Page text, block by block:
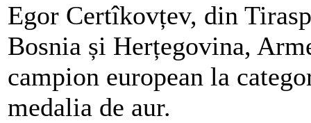
Egor Certîkovțev, din
Bosnia și Herțegovina,
campion european la
medalia de aur.